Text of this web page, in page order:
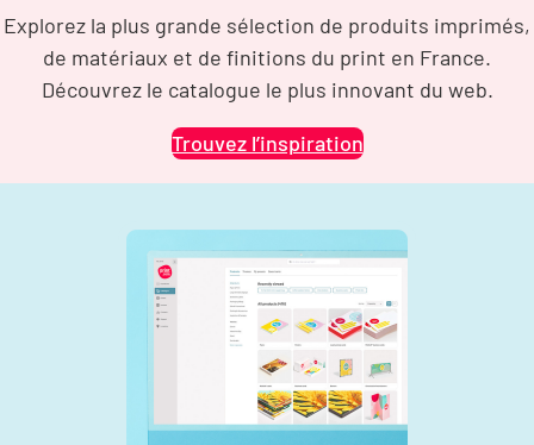
Explorez la plus grande sélection de produits imprimés,
de matériaux et de finitions du print en France.
Découvrez le catalogue le plus innovant du web.
Trouvez l’inspiration